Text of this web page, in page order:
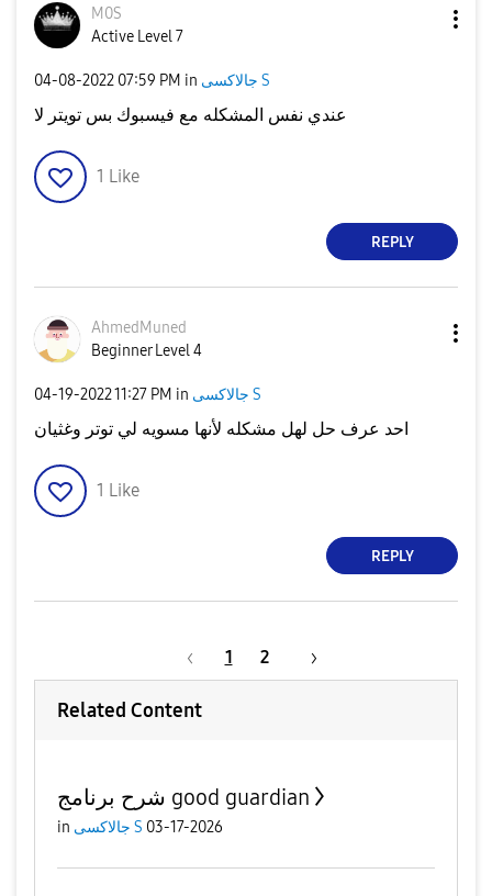
M0S
Active Level 7
‎04-08-2022 07:59 PM in جالاكسى S
عندي نفس المشكله مع فيسبوك بس تويتر لا
1 Like
REPLY
AhmedMuned
Beginner Level 4
‎04-19-202211:27 PM in جالاكسى S
احد عرف حل لهل مشكله لأنها مسويه لي توتر وغثيان
1 Like
REPLY
1 2
Related Content
شرح برنامج good guardian
in جالاكسى S 03-17-2026